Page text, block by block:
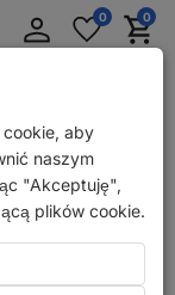
Zaloguj
się
Merkzettel
aufklappen
0 0
aby
naszym
"Akceptuję",
plików cookie.